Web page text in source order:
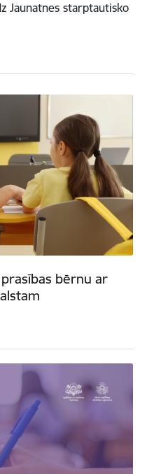
Jaunatnes starptautisko
bērnu ar